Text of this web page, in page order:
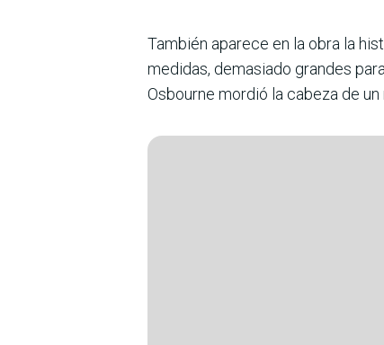
También aparece en la obra la
medidas, demasiado grandes
Osbourne mordió la cabeza de